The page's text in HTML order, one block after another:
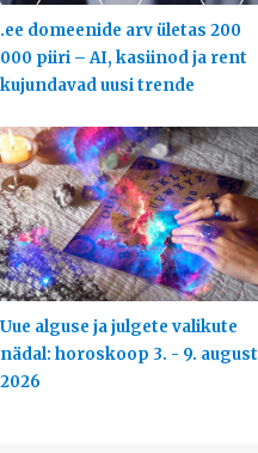
.ee domeenide arv ületas 200
000 piiri – AI, kasiinod ja rent
kujundavad uusi trende
Uue alguse ja julgete valikute
nädal: horoskoop 3. - 9. august
2026